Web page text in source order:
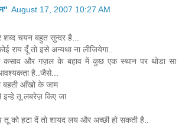
August 17, 2007 10:27 AM
चयन बहुत सुन्दर है...
राय दूँ तो इसे अन्यथा ना लीजियेगा..
कसाव और गज़ल के बहाव में कुछ एक स्थान पर थोडा सा
है..जैसे...
बहती आँखो के जाम
इन्हे तू लबरेज़ किए जा
को हटा दें तो शायद लय और अच्छी हो सकती है..